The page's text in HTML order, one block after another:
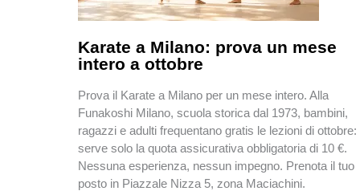
Karate a Milano: prova un mese
intero a ottobre
Prova il Karate a Milano per un mese intero. Alla
Funakoshi Milano, scuola storica dal 1973, bambini,
ragazzi e adulti frequentano gratis le lezioni di ottobre:
serve solo la quota assicurativa obbligatoria di 10 €.
Nessuna esperienza, nessun impegno. Prenota il tuo
posto in Piazzale Nizza 5, zona Maciachini.